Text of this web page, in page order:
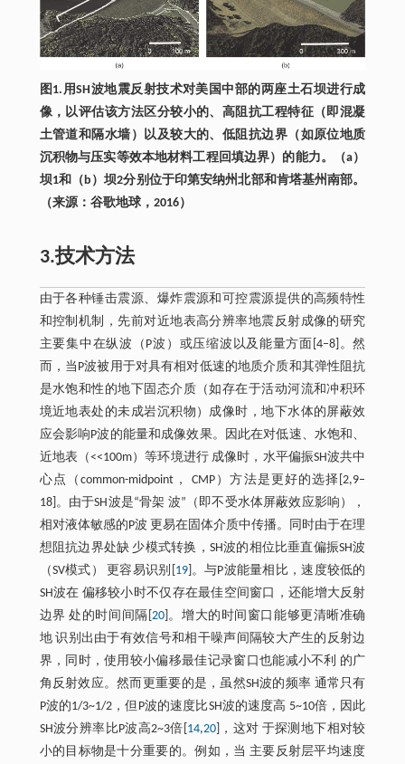
图1.用SH波地震反射技术对美国中部的两座土石坝进行成
像，以评估该方法区分较小的、高阻抗工程特征（即混凝
土管道和隔水墙）以及较大的、低阻抗边界（如原位地质
沉积物与压实等效本地材料工程回填边界）的能力。（a）
坝1和（b）坝2分别位于印第安纳州北部和肯塔基州南部。
（来源：谷歌地球，2016）
3.技术方法
由于各种锤击震源、爆炸震源和可控震源提供的高频特性
和控制机制，先前对近地表高分辨率地震反射成像的研究
主要集中在纵波（P波）或压缩波以及能量方面[4–8]。然
而，当P波被用于对具有相对低速的地质介质和其弹性阻抗
是水饱和性的地下固态介质（如存在于活动河流和冲积环
境近地表处的未成岩沉积物）成像时，地下水体的屏蔽效
应会影响P波的能量和成像效果。因此在对低速、水饱和、
近地表（<<100m）等环境进行 成像时，水平偏振SH波共中
心点（common-midpoint， CMP）方法是更好的选择[2,9–
18]。由于SH波是“骨架 波”（即不受水体屏蔽效应影响），
相对液体敏感的P波 更易在固体介质中传播。同时由于在理
想阻抗边界处缺 少模式转换，SH波的相位比垂直偏振SH波
（SV模式） 更容易识别[ 19]。与P波能量相比，速度较低的
SH波在 偏移较小时不仅存在最佳空间窗口，还能增大反射
边界 处的时间间隔[ 20]。增大的时间窗口能够更清晰准确
地 识别出由于有效信号和相干噪声间隔较大产生的反射边
界，同时，使用较小偏移最佳记录窗口也能减小不利 的广
角反射效应。然而更重要的是，虽然SH波的频率 通常只有
P波的1/3~1/2，但P波的速度比SH波的速度高 5~10倍，因此
SH波分辨率比P波高2~3倍[ 14,20]，这对 于探测地下相对较
小的目标物是十分重要的。例如，当 主要反射层平均速度